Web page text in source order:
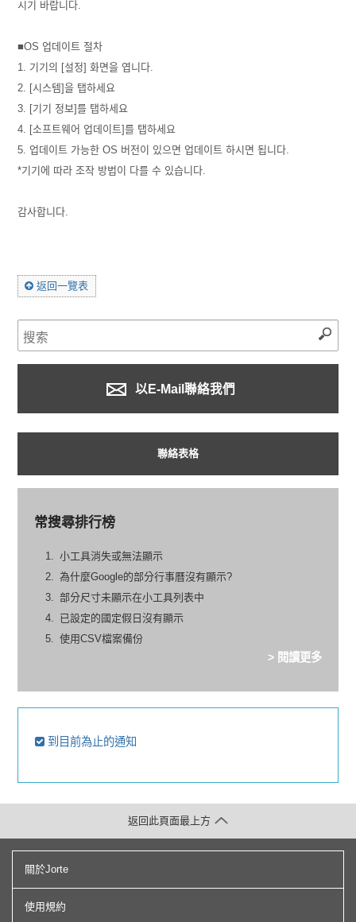
시기 바랍니다.
■OS 업데이트 절차
1. 기기의 [설정] 화면을 엽니다.
2. [시스템]을 탭하세요
3. [기기 정보]를 탭하세요
4. [소프트웨어 업데이트]를 탭하세요
5. 업데이트 가능한 OS 버전이 있으면 업데이트 하시면 됩니다.
*기기에 따라 조작 방법이 다를 수 있습니다.
감사합니다.
返回一覽表
以E-Mail聯絡我們
聯絡表格
常搜尋排行榜
小工具消失或無法顯示
為什麼Google的部分行事曆沒有顯示?
部分尺寸未顯示在小工具列表中
已設定的國定假日沒有顯示
使用CSV檔案備份
> 閱讀更多
到目前為止的通知
關於Jorte
使用規約
返回此頁面最上方